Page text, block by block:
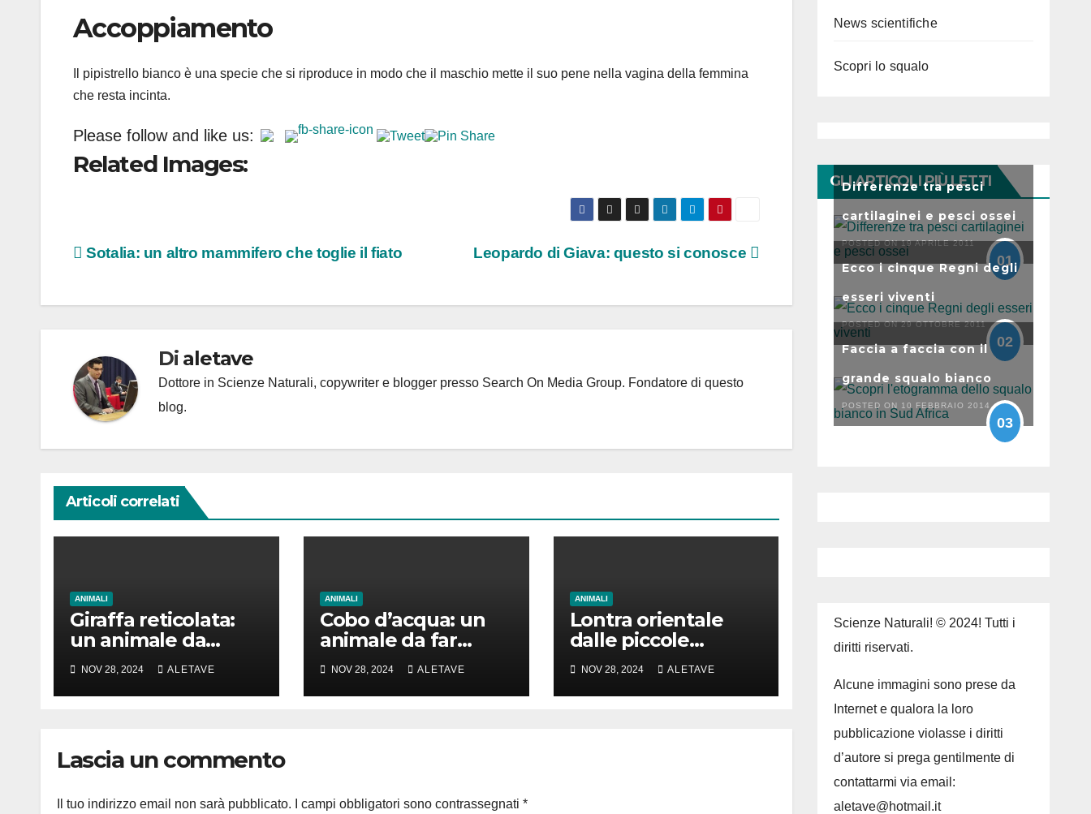
Accoppiamento
Il pipistrello bianco è una specie che si riproduce in modo che il maschio mette il suo pene nella vagina della femmina
che resta incinta.
Please follow and like us:
Related Images:
Navigazione
Leopardo di Giava: questo si conosce
Sotalia: un altro mammifero che toglie il fiato
Di aletave
Dottore in Scienze Naturali, copywriter e blogger presso Search On Media Group. Fondatore di questo
blog.
Articoli correlati
ANIMALI
Giraffa reticolata:
un animale da
amare
NOV 28, 2024 ALETAVE
ANIMALI
Cobo d’acqua: un
animale da far
girare la testa
NOV 28, 2024 ALETAVE
ANIMALI
Lontra orientale
dalle piccole
unghie: un vero
animale di cui
parlare
NOV 28, 2024 ALETAVE
Lascia un commento
Il tuo indirizzo email non sarà pubblicato. I campi obbligatori sono contrassegnati *
News scientifiche
Scopri lo squalo
GLI ARTICOLI PIÙ LETTI
Differenze tra pesci
cartilaginei e pesci ossei
POSTED ON 19 APRILE 2011
01
Ecco i cinque Regni degli
esseri viventi
POSTED ON 29 OTTOBRE 2011
02
Faccia a faccia con il
grande squalo bianco
POSTED ON 10 FEBBRAIO 2014
03
Scienze Naturali! © 2024! Tutti i
diritti riservati.
Alcune immagini sono prese da
Internet e qualora la loro
pubblicazione violasse i diritti
d’autore si prega gentilmente di
contattarmi via email:
aletave@hotmail.it